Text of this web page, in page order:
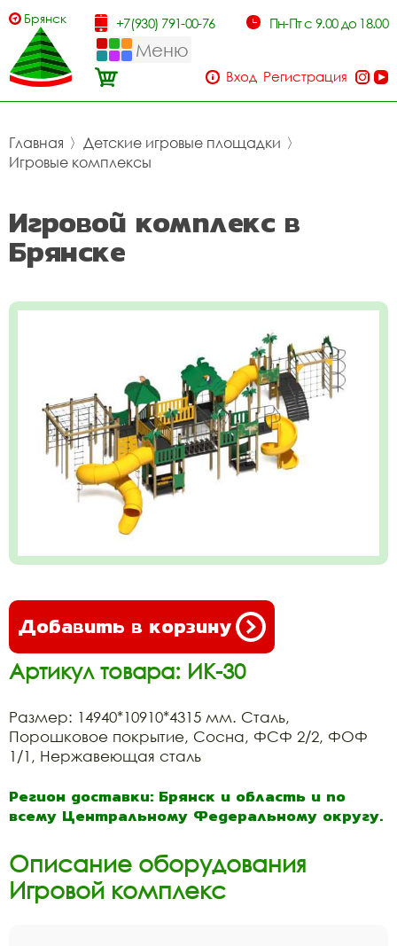
Брянск +7(930) 791-00-76 Пн-Пт с 9.00 до 18.00
Меню
Вход Регистрация
Главная 〉 Детские игровые площадки 〉
Игровые комплексы
Игровой комплекс в
Брянске
Добавить в корзину
Артикул товара: ИК-30
Размер: 14940*10910*4315 мм. Сталь,
Порошковое покрытие, Сосна, ФСФ 2/2, ФОФ
1/1, Нержавеющая сталь
Регион доставки: Брянск и область и по
всему Центральному Федеральному округу.
Описание оборудования
Игровой комплекс